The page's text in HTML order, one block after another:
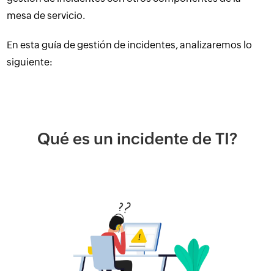
mesa de servicio.
En esta guía de gestión de incidentes, analizaremos lo
siguiente:
Qué es un incidente de TI?